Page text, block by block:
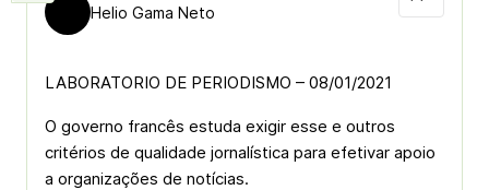
Helio Gama Neto
LABORATORIO DE PERIODISMO – 08/01/2021
O governo francês estuda exigir esse e outros
critérios de qualidade jornalística para efetivar apoio
a organizações de notícias.